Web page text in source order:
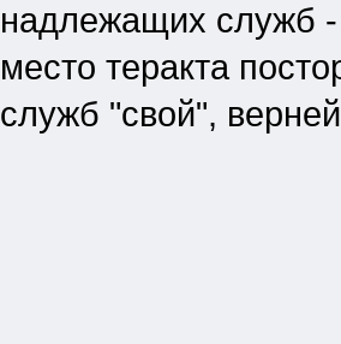
надлежащих служб
место теракта
служб "свой",